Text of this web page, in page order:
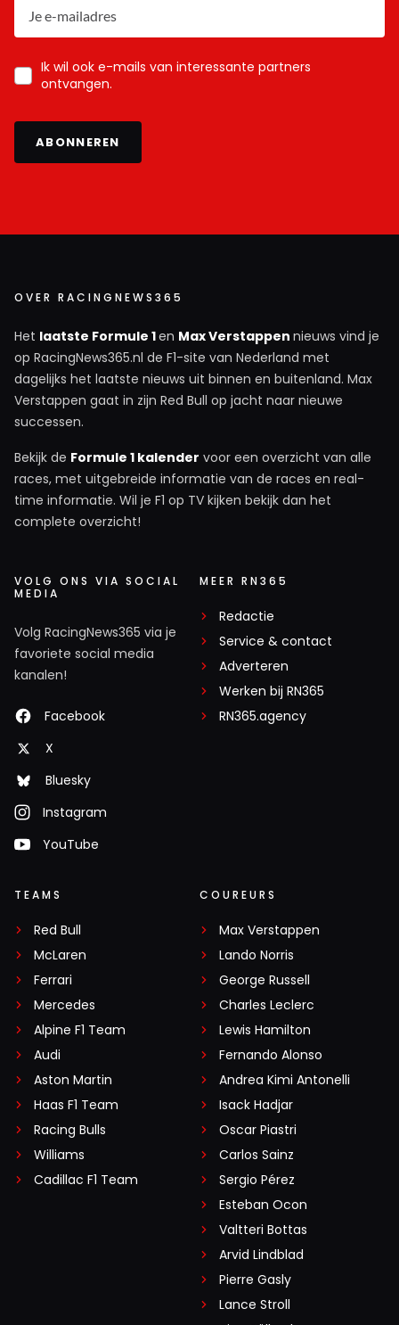
Ik wil ook e-mails van interessante partners
ontvangen.
ABONNEREN
OVER RACINGNEWS365
Het laatste Formule 1en Max Verstappen nieuws vind je
op RacingNews365.nl de F1-site van Nederland met
dagelijks het laatste nieuws uit binnen en buitenland. Max
Verstappen gaat in zijn Red Bull op jacht naar nieuwe
successen.
Bekijk de Formule 1 kalender voor een overzicht van alle
races, met uitgebreide informatie van de races en real-
time informatie. Wil je F1 op TV kijken bekijk dan het
complete overzicht!
VOLG ONS VIA SOCIAL
MEDIA
Volg RacingNews365 via je
favoriete social media
kanalen!
Facebook
X
Bluesky
Instagram
YouTube
MEER RN365
Redactie
Service & contact
Adverteren
Werken bij RN365
RN365.agency
TEAMS
Red Bull
McLaren
Ferrari
Mercedes
Alpine F1 Team
Audi
Aston Martin
Haas F1 Team
Racing Bulls
Williams
Cadillac F1 Team
COUREURS
Max Verstappen
Lando Norris
George Russell
Charles Leclerc
Lewis Hamilton
Fernando Alonso
Andrea Kimi Antonelli
Isack Hadjar
Oscar Piastri
Carlos Sainz
Sergio Pérez
Esteban Ocon
Valtteri Bottas
Arvid Lindblad
Pierre Gasly
Lance Stroll